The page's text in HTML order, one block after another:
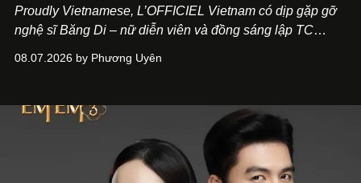
Proudly Vietnamese, L’OFFICIEL Vietnam có dịp gặp gỡ
nghệ sĩ Băng Di – nữ diễn viên và đồng sáng lập TC
Kitchen Bar và SALEM tại TP.HCM.
08.07.2026 by Phương Uyên